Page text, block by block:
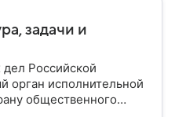
задачи и
Российской
исполнительной
общественного